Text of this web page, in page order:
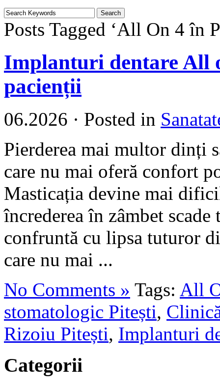
Posts Tagged ‘All On 4 în
Implanturi dentare All
pacienții
06.2026 · Posted in
Pierderea mai multor dinți
care nu mai oferă confort
Masticația devine mai
încrederea în zâmbet
confruntă cu lipsa tuturor
care nu mai ...
No Comments » Tags: All
stomatologic Pitești,
Rizoiu Pitești, Implanturi
Categorii